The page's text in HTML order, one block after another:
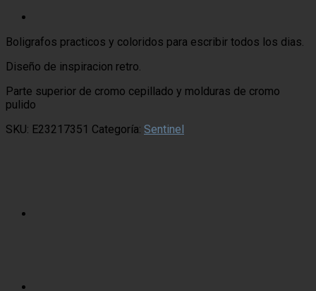
Boligrafos practicos y coloridos para escribir todos los dias.
Diseño de inspiracion retro.
Parte superior de cromo cepillado y molduras de cromo
pulido
SKU: E23217351 Categoría: Sentinel